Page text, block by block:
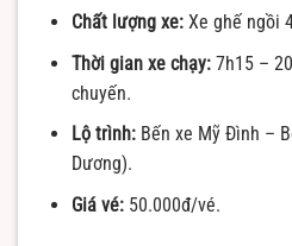
Chất lượng xe:Xe ghế ngồi
Thời gian xe chạy:7h15 –
chuyến.
Lộ trình:Bến xe Mỹ Đình –
Dương).
Giá vé:50.000đ/vé.